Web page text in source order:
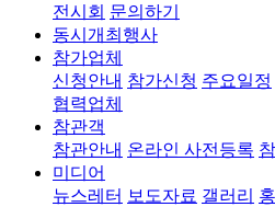
전시회 문의하기
동시개최행사
참가업체
신청안내 참가신청 주요일정
협력업체
참관객
참관안내 온라인 사전등록
미디어
뉴스레터 보도자료 갤러리